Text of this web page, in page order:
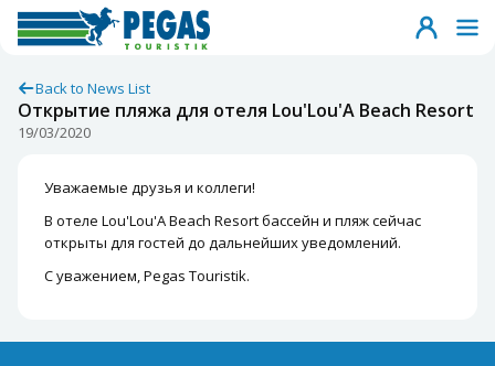
Back to News List
Открытие пляжа для отеля Lou'Lou'A Beach Resort
19/03/2020
Уважаемые друзья и коллеги!
В отеле Lou'Lou'A Beach Resort бассейн и пляж сейчас
открыты для гостей до дальнейших уведомлений.
С уважением, Pegas Touristik.